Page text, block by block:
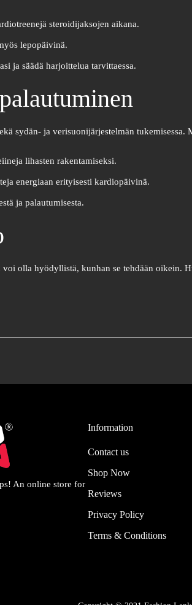
steroidijaksojen aikana.
lepopäivinä.
ja säädä harjoittelua tarvittaessa.
sydän- ja verisuonijärjestelmän tukemisessa.
lihasten rakentamiseksi.
energiaan erityisesti kardiopäivinä.
ja palautumisesta.
olla hyödyllistä, kunhan se tehdään oikein.
An online store for
Information
Contact us
Shop Now
Reviews
Privacy Policy
Terms & Conditions